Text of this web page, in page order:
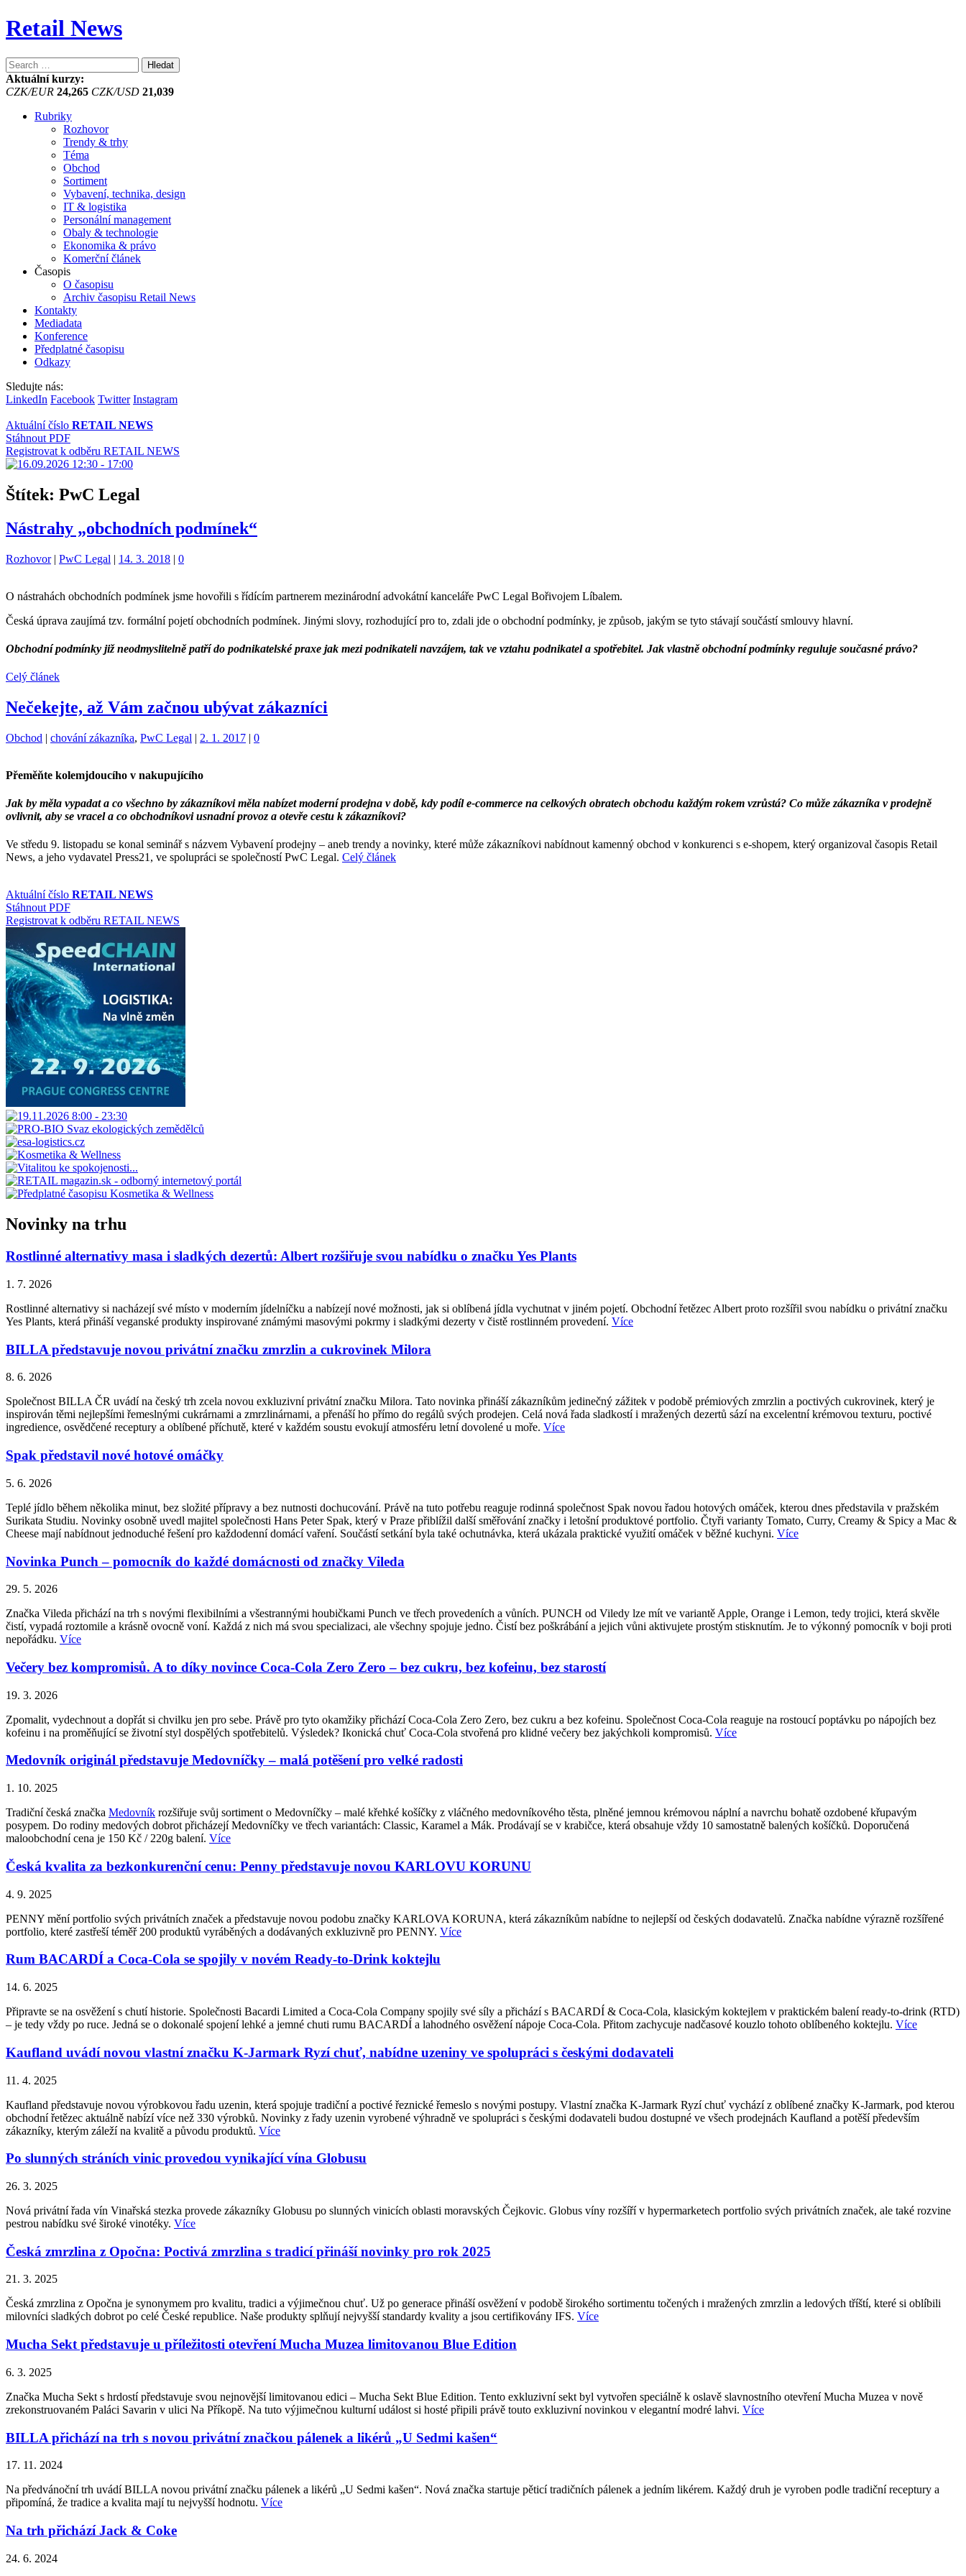
Retail News
Vyhledávání
Aktuální kurzy:
CZK/EUR 24,265 CZK/USD 21,039
Rubriky
Rozhovor
Trendy & trhy
Téma
Obchod
Sortiment
Vybavení, technika, design
IT & logistika
Personální management
Obaly & technologie
Ekonomika & právo
Komerční článek
Časopis
O časopisu
Archiv časopisu Retail News
Kontakty
Mediadata
Konference
Předplatné časopisu
Odkazy
Sledujte nás:
LinkedIn Facebook Twitter Instagram
Aktuální číslo RETAIL NEWS
Stáhnout PDF
Registrovat k odběru RETAIL NEWS
Štítek: PwC Legal
Nástrahy „obchodních podmínek“
Kategorie:
Rozhovor | Štítky:
PwC Legal | 14. 3. 2018 | 0
O nástrahách obchodních podmínek jsme hovořili s řídícím partnerem mezinárodní advokátní kanceláře PwC Legal Bořivojem Líbalem.
Česká úprava zaujímá tzv. formální pojetí obchodních podmínek. Jinými slovy, rozhodující pro to, zdali jde o obchodní podmínky, je způsob, jakým se tyto stávají součástí smlouvy hlavní.
Obchodní podmínky již neodmyslitelně patří do podnikatelské praxe jak mezi podnikateli navzájem, tak ve vztahu podnikatel a spotřebitel. Jak vlastně obchodní podmínky reguluje současné právo?
Celý článek
Nečekejte, až Vám začnou ubývat zákazníci
Kategorie:
Obchod | Štítky:
chování zákazníka, PwC Legal | 2. 1. 2017 | 0
Přeměňte kolemjdoucího v nakupujícího
Jak by měla vypadat a co všechno by zákazníkovi měla nabízet moderní prodejna v době, kdy podíl e-commerce na celkových obratech obchodu každým rokem vzrůstá? Co může zákazníka v prodejně
ovlivnit, aby se vracel a co obchodníkovi usnadní provoz a otevře cestu k zákazníkovi?
Ve středu 9. listopadu se konal seminář s názvem Vybavení prodejny – aneb trendy a novinky, které může zákazníkovi nabídnout kamenný obchod v konkurenci s e-shopem, který organizoval časopis Retail
News, a jeho vydavatel Press21, ve spolupráci se společností PwC Legal. Celý článek
Aktuální číslo RETAIL NEWS
Stáhnout PDF
Registrovat k odběru RETAIL NEWS
Novinky na trhu
Rostlinné alternativy masa i sladkých dezertů: Albert rozšiřuje svou nabídku o značku Yes Plants
1. 7. 2026
Rostlinné alternativy si nacházejí své místo v moderním jídelníčku a nabízejí nové možnosti, jak si oblíbená jídla vychutnat v jiném pojetí. Obchodní řetězec Albert proto rozšířil svou nabídku o privátní značku
Yes Plants, která přináší veganské produkty inspirované známými masovými pokrmy i sladkými dezerty v čistě rostlinném provedení. Více
BILLA představuje novou privátní značku zmrzlin a cukrovinek Milora
8. 6. 2026
Společnost BILLA ČR uvádí na český trh zcela novou exkluzivní privátní značku Milora. Tato novinka přináší zákazníkům jedinečný zážitek v podobě prémiových zmrzlin a poctivých cukrovinek, který je
inspirován těmi nejlepšími řemeslnými cukrárnami a zmrzlinárnami, a přenáší ho přímo do regálů svých prodejen. Celá nová řada sladkostí i mražených dezertů sází na excelentní krémovou texturu, poctivé
ingredience, osvědčené receptury a oblíbené příchutě, které v každém soustu evokují atmosféru letní dovolené u moře. Více
Spak představil nové hotové omáčky
5. 6. 2026
Teplé jídlo během několika minut, bez složité přípravy a bez nutnosti dochucování. Právě na tuto potřebu reaguje rodinná společnost Spak novou řadou hotových omáček, kterou dnes představila v pražském
Surikata Studiu. Novinky osobně uvedl majitel společnosti Hans Peter Spak, který v Praze přiblížil další směřování značky i letošní produktové portfolio. Čtyři varianty Tomato, Curry, Creamy & Spicy a Mac &
Cheese mají nabídnout jednoduché řešení pro každodenní domácí vaření. Součástí setkání byla také ochutnávka, která ukázala praktické využití omáček v běžné kuchyni. Více
Novinka Punch – pomocník do každé domácnosti od značky Vileda
29. 5. 2026
Značka Vileda přichází na trh s novými flexibilními a všestrannými houbičkami Punch ve třech provedeních a vůních. PUNCH od Viledy lze mít ve variantě Apple, Orange i Lemon, tedy trojici, která skvěle
čistí, vypadá roztomile a krásně ovocně voní. Každá z nich má svou specializaci, ale všechny spojuje jedno. Čistí bez poškrábání a jejich vůni aktivujete prostým stisknutím. Je to výkonný pomocník v boji proti
nepořádku. Více
Večery bez kompromisů. A to díky novince Coca-Cola Zero Zero – bez cukru, bez kofeinu, bez starostí
19. 3. 2026
Zpomalit, vydechnout a dopřát si chvilku jen pro sebe. Právě pro tyto okamžiky přichází Coca-Cola Zero Zero, bez cukru a bez kofeinu. Společnost Coca-Cola reaguje na rostoucí poptávku po nápojích bez
kofeinu i na proměňující se životní styl dospělých spotřebitelů. Výsledek? Ikonická chuť Coca-Cola stvořená pro klidné večery bez jakýchkoli kompromisů. Více
Medovník originál představuje Medovníčky – malá potěšení pro velké radosti
1. 10. 2025
Tradiční česká značka Medovník rozšiřuje svůj sortiment o Medovníčky – malé křehké košíčky z vláčného medovníkového těsta, plněné jemnou krémovou náplní a navrchu bohatě ozdobené křupavým
posypem. Do rodiny medových dobrot přicházejí Medovníčky ve třech variantách: Classic, Karamel a Mák. Prodávají se v krabičce, která obsahuje vždy 10 samostatně balených košíčků. Doporučená
maloobchodní cena je 150 Kč / 220g balení. Více
Česká kvalita za bezkonkurenční cenu: Penny představuje novou KARLOVU KORUNU
4. 9. 2025
PENNY mění portfolio svých privátních značek a představuje novou podobu značky KARLOVA KORUNA, která zákazníkům nabídne to nejlepší od českých dodavatelů. Značka nabídne výrazně rozšířené
portfolio, které zastřeší téměř 200 produktů vyráběných a dodávaných exkluzivně pro PENNY. Více
Rum BACARDÍ a Coca-Cola se spojily v novém Ready-to-Drink koktejlu
14. 6. 2025
Připravte se na osvěžení s chutí historie. Společnosti Bacardi Limited a Coca-Cola Company spojily své síly a přichází s BACARDÍ & Coca-Cola, klasickým koktejlem v praktickém balení ready-to-drink (RTD)
– je tedy vždy po ruce. Jedná se o dokonalé spojení lehké a jemné chuti rumu BACARDÍ a lahodného osvěžení nápoje Coca-Cola. Přitom zachycuje nadčasové kouzlo tohoto oblíbeného koktejlu. Více
Kaufland uvádí novou vlastní značku K-Jarmark Ryzí chuť, nabídne uzeniny ve spolupráci s českými dodavateli
11. 4. 2025
Kaufland představuje novou výrobkovou řadu uzenin, která spojuje tradiční a poctivé řeznické řemeslo s novými postupy. Vlastní značka K-Jarmark Ryzí chuť vychází z oblíbené značky K-Jarmark, pod kterou
obchodní řetězec aktuálně nabízí více než 330 výrobků. Novinky z řady uzenin vyrobené výhradně ve spolupráci s českými dodavateli budou dostupné ve všech prodejnách Kaufland a potěší především
zákazníky, kterým záleží na kvalitě a původu produktů. Více
Po slunných stráních vinic provedou vynikající vína Globusu
26. 3. 2025
Nová privátní řada vín Vinařská stezka provede zákazníky Globusu po slunných vinicích oblasti moravských Čejkovic. Globus víny rozšíří v hypermarketech portfolio svých privátních značek, ale také rozvine
pestrou nabídku své široké vinotéky. Více
Česká zmrzlina z Opočna: Poctivá zmrzlina s tradicí přináší novinky pro rok 2025
21. 3. 2025
Česká zmrzlina z Opočna je synonymem pro kvalitu, tradici a výjimečnou chuť. Už po generace přináší osvěžení v podobě širokého sortimentu točených i mražených zmrzlin a ledových tříští, které si oblíbili
milovníci sladkých dobrot po celé České republice. Naše produkty splňují nejvyšší standardy kvality a jsou certifikovány IFS. Více
Mucha Sekt představuje u příležitosti otevření Mucha Muzea limitovanou Blue Edition
6. 3. 2025
Značka Mucha Sekt s hrdostí představuje svou nejnovější limitovanou edici – Mucha Sekt Blue Edition. Tento exkluzivní sekt byl vytvořen speciálně k oslavě slavnostního otevření Mucha Muzea v nově
zrekonstruovaném Paláci Savarin v ulici Na Příkopě. Na tuto výjimečnou kulturní událost si hosté připili právě touto exkluzivní novinkou v elegantní modré lahvi. Více
BILLA přichází na trh s novou privátní značkou pálenek a likérů „U Sedmi kašen“
17. 11. 2024
Na předvánoční trh uvádí BILLA novou privátní značku pálenek a likérů „U Sedmi kašen“. Nová značka startuje pěticí tradičních pálenek a jedním likérem. Každý druh je vyroben podle tradiční receptury a
připomíná, že tradice a kvalita mají tu nejvyšší hodnotu. Více
Na trh přichází Jack & Coke
24. 6. 2024